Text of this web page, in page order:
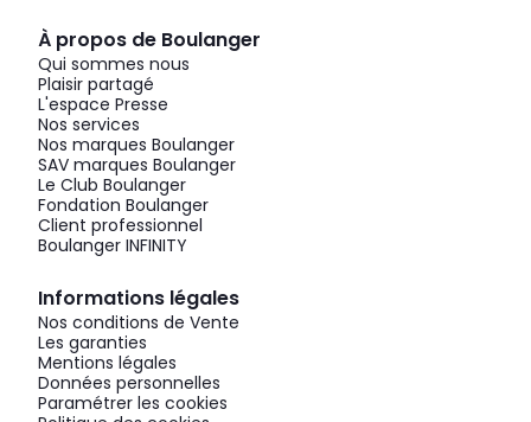
À propos de Boulanger
Qui sommes nous
Plaisir partagé
L'espace Presse
Nos services
Nos marques Boulanger
SAV marques Boulanger
Le Club Boulanger
Fondation Boulanger
Client professionnel
Boulanger INFINITY
Informations légales
Nos conditions de Vente
Les garanties
Mentions légales
Données personnelles
Paramétrer les cookies